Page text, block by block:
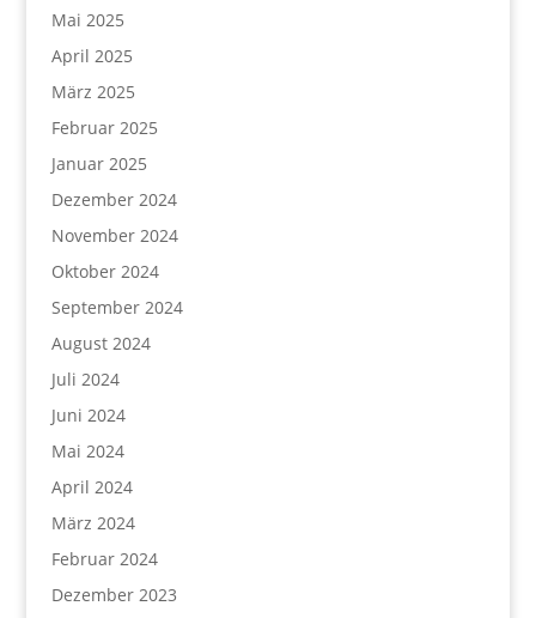
Mai 2025
April 2025
März 2025
Februar 2025
Januar 2025
Dezember 2024
November 2024
Oktober 2024
September 2024
August 2024
Juli 2024
Juni 2024
Mai 2024
April 2024
März 2024
Februar 2024
Dezember 2023